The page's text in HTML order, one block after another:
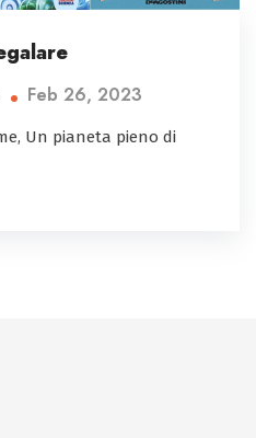
Feb 26, 2023
Un pianeta pieno di